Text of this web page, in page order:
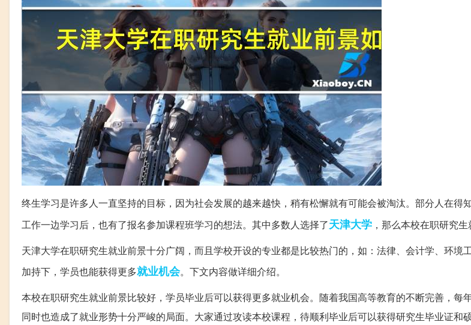
终生学习是许多人一直坚持的目标，因为社会发展的越来越快，稍有松懈就有可能会被淘汰。部分人在得
工作一边学习后，也有了报名参加课程班学习的想法。其中多数人选择了天津大学 ，那么本校在职研究
天津大学在职研究生就业前景十分广阔，而且学校开设的专业都是比较热门的，如：法律、会计学、环境
加持下，学员也能获得更多就业机会。下文内容做详细介绍。
本校在职研究生就业前景比较好，学员毕业后可以获得更多就业机会。随着我国高等教育的不断完善，每
同时也造成了就业形势十分严峻的局面。大家通过攻读本校课程，待顺利毕业后可以获得研究生毕业证和